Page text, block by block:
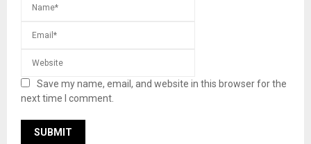
Save my name, email, and website in this browser for the
next time I comment.